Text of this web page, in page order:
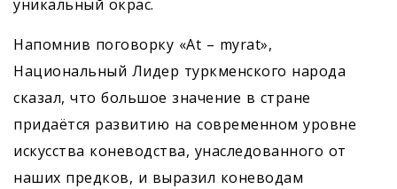
уникальный окрас.
Напомнив поговорку «At – myrat»,
Национальный Лидер туркменского народа
сказал, что большое значение в стране
придаётся развитию на современном уровне
искусства коневодства, унаследованного от
наших предков, и выразил коневодам